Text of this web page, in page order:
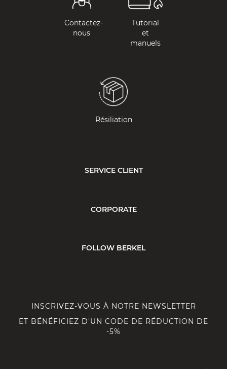
Contactez-
nous
Tutorial
et
manuels
Résiliation
SERVICE CLIENT
CORPORATE
FOLLOW BERKEL
INSCRIVEZ-VOUS À NOTRE NEWSLETTER
ET BÉNÉFICIEZ D'UN CODE DE RÉDUCTION DE
-5%